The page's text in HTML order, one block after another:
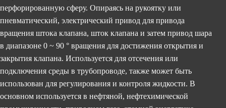
перфорированную сферу. Опираясь на рукоятку или
пневматический, электрический привод для привода
вращения штока клапана, шток клапана и затем привод шара
в диапазоне 0 ~ 90 ° вращения для достижения открытия и
закрытия клапана. Используется для отсечения или
подключения среды в трубопроводе, также может быть
использован для регулирования и контроля жидкости. В
основном используется в нефтяной, нефтехимической